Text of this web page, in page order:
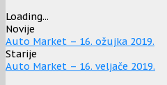
Loading...
Novije
Auto Market – 16. ožujka 2019.
Starije
Auto Market – 16. veljače 2019.